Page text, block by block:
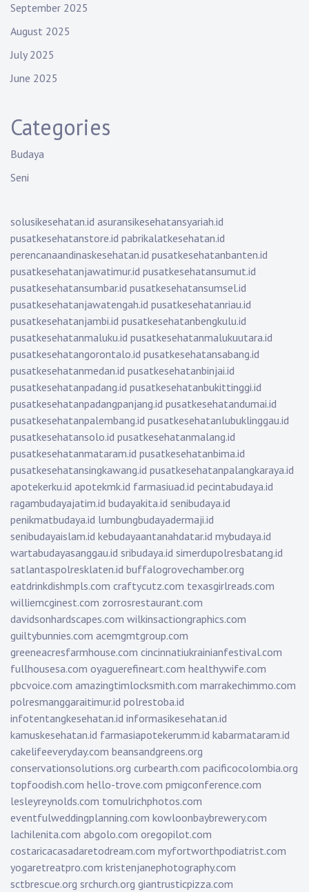
September 2025
August 2025
July 2025
June 2025
Categories
Budaya
Seni
solusikesehatan.id asuransikesehatansyariah.id
pusatkesehatanstore.id pabrikalatkesehatan.id
perencanaandinaskesehatan.id pusatkesehatanbanten.id
pusatkesehatanjawatimur.id pusatkesehatansumut.id
pusatkesehatansumbar.id pusatkesehatansumsel.id
pusatkesehatanjawatengah.id pusatkesehatanriau.id
pusatkesehatanjambi.id pusatkesehatanbengkulu.id
pusatkesehatanmaluku.id pusatkesehatanmalukuutara.id
pusatkesehatangorontalo.id pusatkesehatansabang.id
pusatkesehatanmedan.id pusatkesehatanbinjai.id
pusatkesehatanpadang.id pusatkesehatanbukittinggi.id
pusatkesehatanpadangpanjang.id pusatkesehatandumai.id
pusatkesehatanpalembang.id pusatkesehatanlubuklinggau.id
pusatkesehatansolo.id pusatkesehatanmalang.id
pusatkesehatanmataram.id pusatkesehatanbima.id
pusatkesehatansingkawang.id pusatkesehatanpalangkaraya.id
apotekerku.id apotekmk.id farmasiuad.id pecintabudaya.id
ragambudayajatim.id budayakita.id senibudaya.id
penikmatbudaya.id lumbungbudayadermaji.id
senibudayaislam.id kebudayaantanahdatar.id mybudaya.id
wartabudayasanggau.id sribudaya.id simerdupolresbatang.id
satlantaspolresklaten.id buffalogrovechamber.org
eatdrinkdishmpls.com craftycutz.com texasgirlreads.com
williemcginest.com zorrosrestaurant.com
davidsonhardscapes.com wilkinsactiongraphics.com
guiltybunnies.com acemgmtgroup.com
greeneacresfarmhouse.com cincinnatiukrainianfestival.com
fullhousesa.com oyaguerefineart.com healthywife.com
pbcvoice.com amazingtimlocksmith.com marrakechimmo.com
polresmanggaraitimur.id polrestoba.id
infotentangkesehatan.id informasikesehatan.id
kamuskesehatan.id farmasiapotekerumm.id kabarmataram.id
cakelifeeveryday.com beansandgreens.org
conservationsolutions.org curbearth.com pacificocolombia.org
topfoodish.com hello-trove.com pmigconference.com
lesleyreynolds.com tomulrichphotos.com
eventfulweddingplanning.com kowloonbaybrewery.com
lachilenita.com abgolo.com oregopilot.com
costaricacasadaretodream.com myfortworthpodiatrist.com
yogaretreatpro.com kristenjanephotography.com
sctbrescue.org srchurch.org giantrusticpizza.com